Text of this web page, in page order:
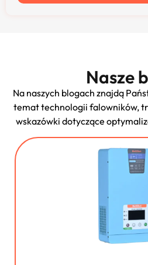
Nasze
Na naszych blogach znajdą
temat technologii falowników,
wskazówki dotyczące